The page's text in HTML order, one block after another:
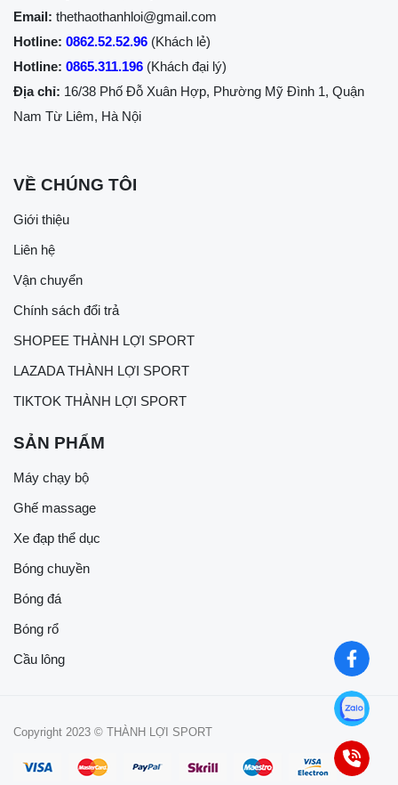
Email: thethaothanhloi@gmail.com
Hotline: 0862.52.52.96 (Khách lẻ)
Hotline: 0865.311.196 (Khách đại lý)
Địa chỉ: 16/38 Phố Đỗ Xuân Hợp, Phường Mỹ Đình 1, Quận
Nam Từ Liêm, Hà Nội
VỀ CHÚNG TÔI
Giới thiệu
Liên hệ
Vận chuyển
Chính sách đổi trả
SHOPEE THÀNH LỢI SPORT
LAZADA THÀNH LỢI SPORT
TIKTOK THÀNH LỢI SPORT
SẢN PHẨM
Máy chạy bộ
Ghế massage
Xe đạp thể dục
Bóng chuyền
Bóng đá
Bóng rổ
Cầu lông
Copyright 2023 © THÀNH LỢI SPORT